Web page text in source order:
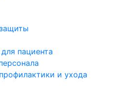
пациента
и ухода